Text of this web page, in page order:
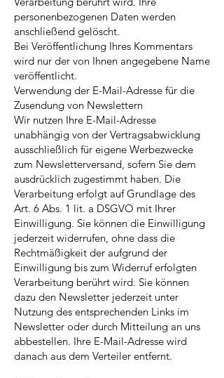
personenbezogenen Daten werden
anschließend gelöscht.
Bei Veröffentlichung Ihres Kommentars
wird nur der von Ihnen angegebene Name
veröffentlicht.
Verwendung der E-Mail-Adresse für die
Zusendung von Newslettern
Wir nutzen Ihre E-Mail-Adresse
unabhängig von der Vertragsabwicklung
ausschließlich für eigene Werbezwecke
zum Newsletterversand, sofern Sie dem
ausdrücklich zugestimmt haben. Die
Verarbeitung erfolgt auf Grundlage des
Art. 6 Abs. 1 lit. a DSGVO mit Ihrer
Einwilligung. Sie können die Einwilligung
jederzeit widerrufen, ohne dass die
Rechtmäßigkeit der aufgrund der
Einwilligung bis zum Widerruf erfolgten
Verarbeitung berührt wird. Sie können
dazu den Newsletter jederzeit unter
Nutzung des entsprechenden Links im
Newsletter oder durch Mitteilung an uns
abbestellen. Ihre E-Mail-Adresse wird
danach aus dem Verteiler entfernt.